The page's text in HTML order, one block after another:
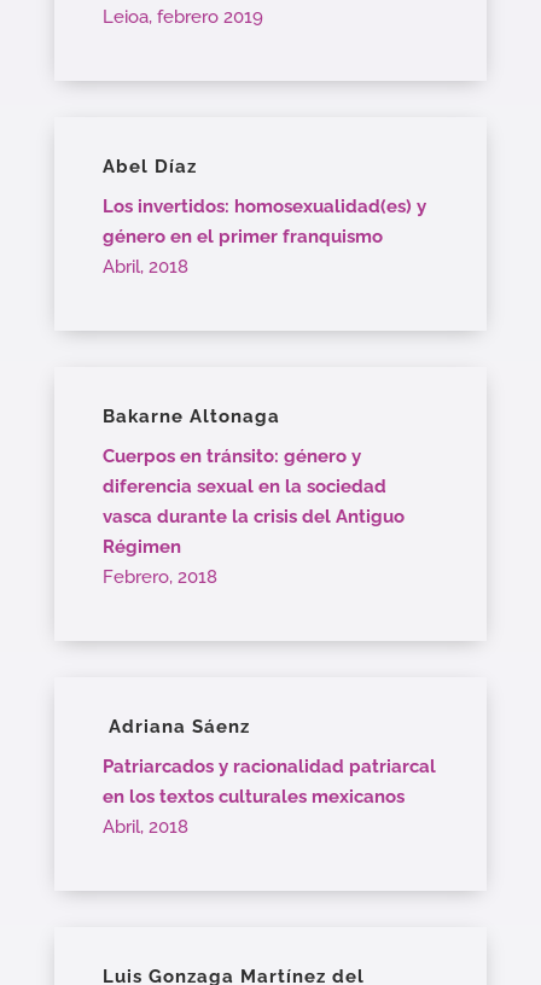
Leioa, febrero 2019
Abel Díaz
Los invertidos: homosexualidad(es) y
género en el primer franquismo
Abril, 2018
Bakarne Altonaga
Cuerpos en tránsito: género y
diferencia sexual en la sociedad
vasca durante la crisis del Antiguo
Régimen
Febrero, 2018
Adriana Sáenz
Patriarcados y racionalidad patriarcal
en los textos culturales mexicanos
Abril, 2018
Luis Gonzaga Martínez del